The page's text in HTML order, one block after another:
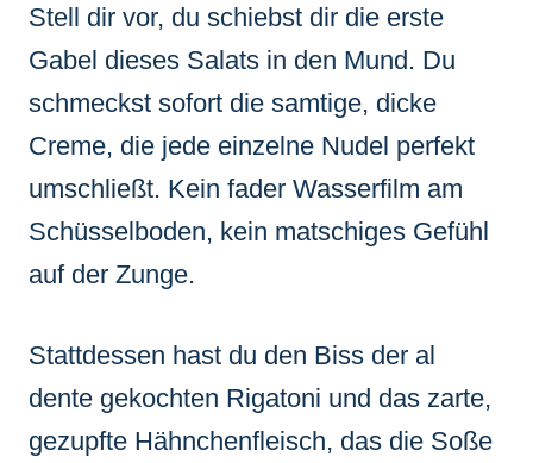
Stell dir vor, du schiebst dir die erste
Gabel dieses Salats in den Mund. Du
schmeckst sofort die samtige, dicke
Creme, die jede einzelne Nudel perfekt
umschließt. Kein fader Wasserfilm am
Schüsselboden, kein matschiges Gefühl
auf der Zunge.
Stattdessen hast du den Biss der al
dente gekochten Rigatoni und das zarte,
gezupfte Hähnchenfleisch, das die Soße